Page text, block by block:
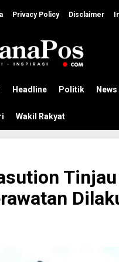
Privacy Policy Disclaimer
Headline Politik News
Wakil Rakyat